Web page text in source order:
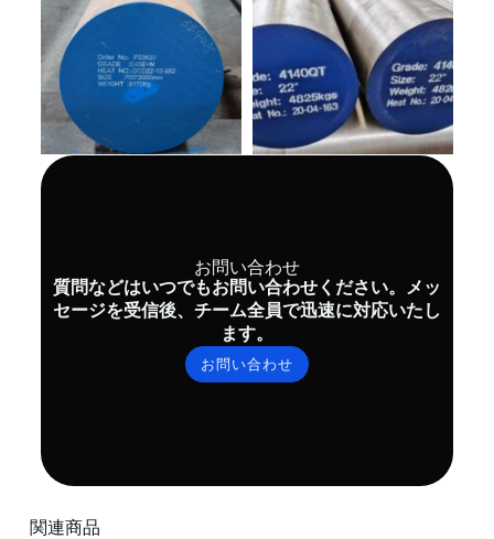
お問い合わせ
質問などはいつでもお問い合わせください。メッ
セージを受信後、チーム全員で迅速に対応いたし
ます。
お問い合わせ
関連商品